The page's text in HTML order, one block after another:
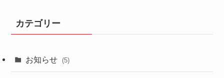
カテゴリー
お知らせ (5)